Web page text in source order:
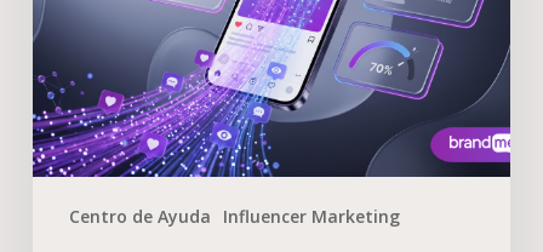
Centro de Ayuda Influencer Marketing